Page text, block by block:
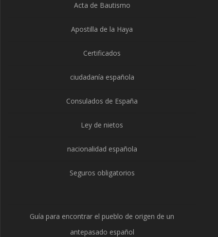
Acta de Bautismo
Apostilla de la Haya
Certificados
ciudadanía española
Consulados de España
Ley de nietos
nacionalidad española
Seguros obligatorios
Guía para encontrar el pueblo de origen de un
antepasado español